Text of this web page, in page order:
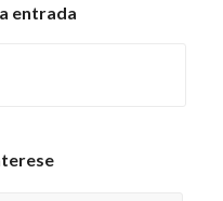
entrada